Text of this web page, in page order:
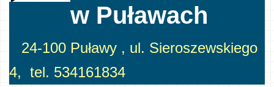
w Puławach
24-100 Puławy , ul. Sieroszewskiego
4, tel. 534161834